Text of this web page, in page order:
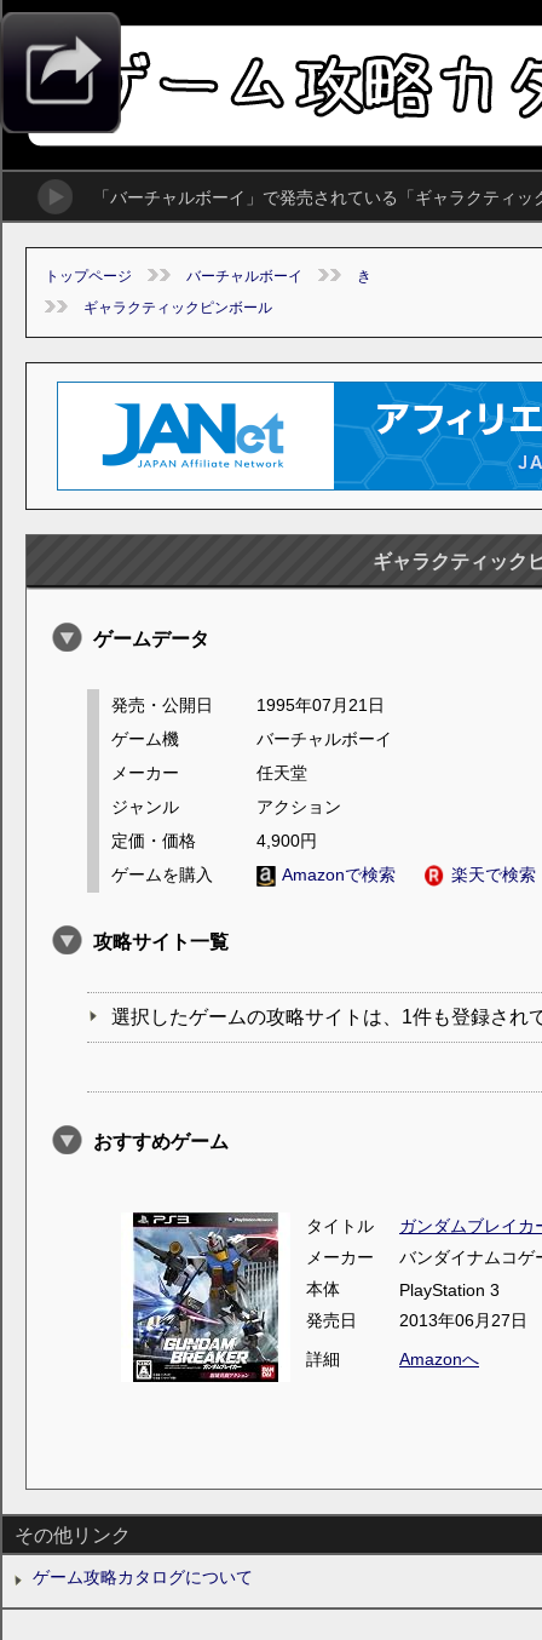
「バーチャルボーイ」で発売されている「ギャラクティ
トップページ バーチャルボーイ
き
ギャラクティックピンボール
ギャラクティック
ゲームデータ
発売・公開日
1995年07月21日
ゲーム機
バーチャルボーイ
メーカー
任天堂
ジャンル
アクション
定価・価格
4,900円
ゲームを購入
Amazonで検索 楽天で検索
攻略サイト一覧
選択したゲームの攻略サイトは、1件も登録され
おすすめゲーム
タイトル
ガンダムブレイカ
メーカー
バンダイナムコゲ
本体
PlayStation 3
発売日
2013年06月27日
詳細
Amazonへ
その他リンク
ゲーム攻略カタログについて